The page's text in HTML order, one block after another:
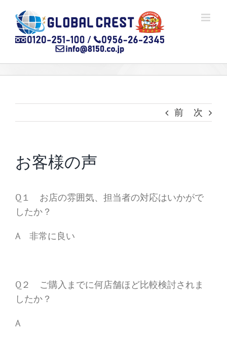
content
前 次
お客様の声
Q１ お店の雰囲気、担当者の対応はいかがで
したか？
A 非常に良い
Q２ ご購入までに何店舗ほど比較検討されま
したか？
A